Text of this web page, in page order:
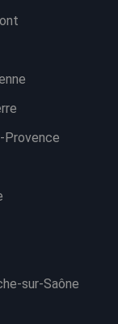
Provence
sur-Saône